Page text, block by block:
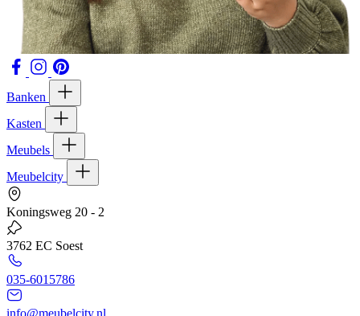
Banken
Kasten
Meubels
Meubelcity
Koningsweg 20 - 2
3762 EC Soest
035-6015786
info@meubelcity.nl